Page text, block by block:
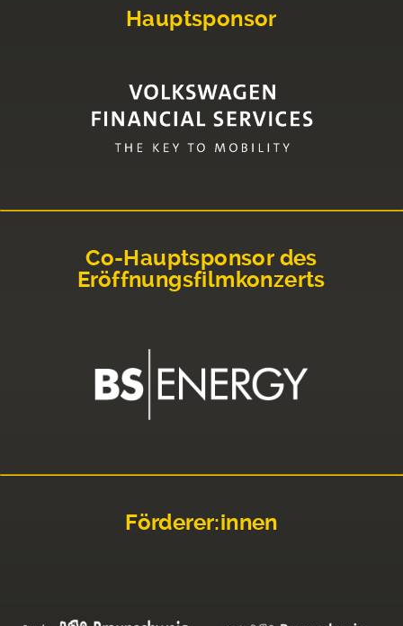
Hauptsponsor
Co-Hauptsponsor des
Eröffnungsfilmkonzerts
Förderer:innen